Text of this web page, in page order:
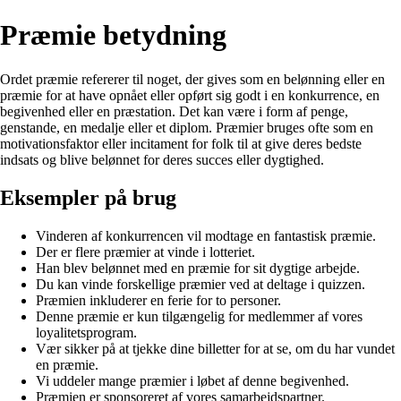
Præmie betydning
Ordet præmie refererer til noget, der gives som en belønning eller en
præmie for at have opnået eller opført sig godt i en konkurrence, en
begivenhed eller en præstation. Det kan være i form af penge,
genstande, en medalje eller et diplom. Præmier bruges ofte som en
motivationsfaktor eller incitament for folk til at give deres bedste
indsats og blive belønnet for deres succes eller dygtighed.
Eksempler på brug
Vinderen af konkurrencen vil modtage en fantastisk præmie.
Der er flere præmier at vinde i lotteriet.
Han blev belønnet med en præmie for sit dygtige arbejde.
Du kan vinde forskellige præmier ved at deltage i quizzen.
Præmien inkluderer en ferie for to personer.
Denne præmie er kun tilgængelig for medlemmer af vores
loyalitetsprogram.
Vær sikker på at tjekke dine billetter for at se, om du har vundet
en præmie.
Vi uddeler mange præmier i løbet af denne begivenhed.
Præmien er sponsoreret af vores samarbejdspartner.